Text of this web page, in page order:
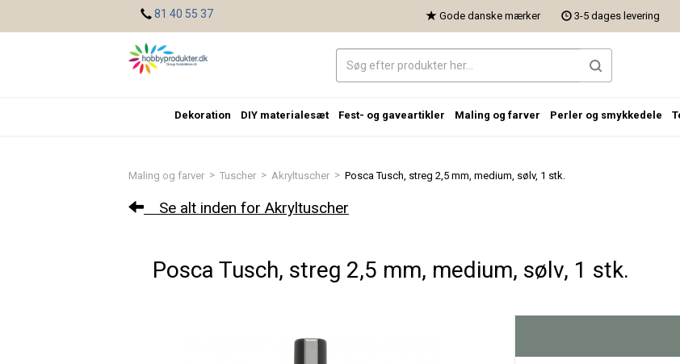
Maling og farver > Tuscher > Akryltuscher > Posca Tusch, streg 2,5 mm, medium, sølv, 1 stk.
Se alt inden for Akryltuscher
Posca Tusch, streg 2,5 mm, medium, sølv, 1 stk.
81 40 55 37 Gode danske mærker 3-5 dages levering
Dekoration DIY materialesæt Fest- og gaveartikler Maling og farver Perler og smykkedele